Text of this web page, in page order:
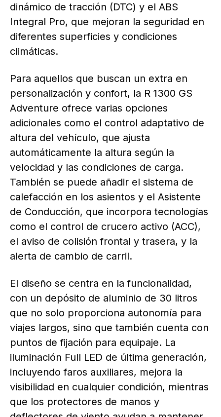
dinámico de tracción (DTC) y el ABS
Integral Pro, que mejoran la seguridad en
diferentes superficies y condiciones
climáticas.
Para aquellos que buscan un extra en
personalización y confort, la R 1300 GS
Adventure ofrece varias opciones
adicionales como el control adaptativo de
altura del vehículo, que ajusta
automáticamente la altura según la
velocidad y las condiciones de carga.
También se puede añadir el sistema de
calefacción en los asientos y el Asistente
de Conducción, que incorpora tecnologías
como el control de crucero activo (ACC),
el aviso de colisión frontal y trasera, y la
alerta de cambio de carril.
El diseño se centra en la funcionalidad,
con un depósito de aluminio de 30 litros
que no solo proporciona autonomía para
viajes largos, sino que también cuenta con
puntos de fijación para equipaje. La
iluminación Full LED de última generación,
incluyendo faros auxiliares, mejora la
visibilidad en cualquier condición, mientras
que los protectores de manos y